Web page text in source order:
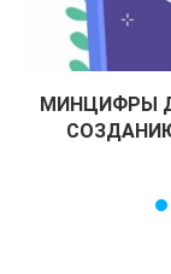
МИНЦИФРЫ